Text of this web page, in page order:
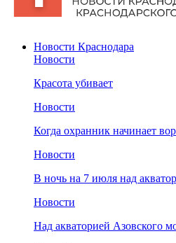
Новости Краснодара
Новости
Красота убивает
Новости
Когда охранник начинает
Новости
В ночь на 7 июля над
Новости
Над акваторией